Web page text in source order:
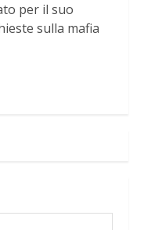
per il suo
sulla mafia